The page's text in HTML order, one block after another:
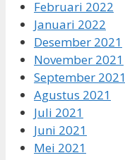
Februari 2022
Januari 2022
Desember 2021
November 2021
September 2021
Agustus 2021
Juli 2021
Juni 2021
Mei 2021